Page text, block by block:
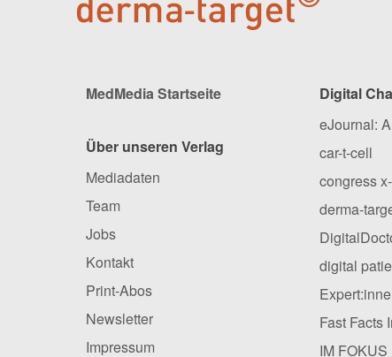
MedMedia Startseite
Über unseren Verlag
Mediadaten
Team
Jobs
Kontakt
Print-Abos
Newsletter
Impressum
Digital
eJournal:
car-t-cell
congress
derma-
digital
Fast Facts
IM FOKUS